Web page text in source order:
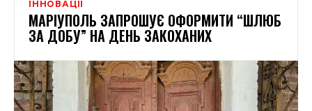
ІННОВАЦІЇ
МАРІУПОЛЬ ЗАПРОШУЄ ОФОРМИТИ “ШЛЮБ
ЗА ДОБУ” НА ДЕНЬ ЗАКОХАНИХ